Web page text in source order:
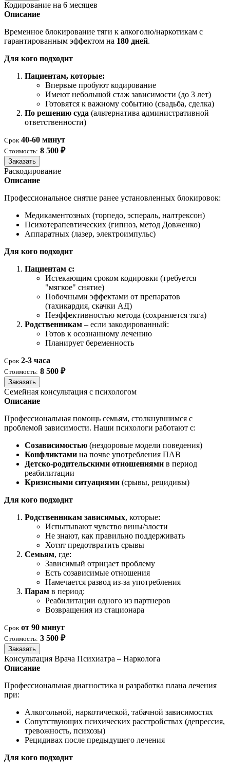
Кодирование на 6 месяцев
Описание
Временное блокирование тяги к алкоголю/наркотикам с
гарантированным эффектом на 180 дней.
Для кого подходит
Пациентам, которые:
Впервые пробуют кодирование
Имеют небольшой стаж зависимости (до 3 лет)
Готовятся к важному событию (свадьба, сделка)
По решению суда (альтернатива административной
ответственности)
Срок 40-60 минут
Стоимость: 8 500 ₽
Заказать
Раскодирование
Описание
Профессиональное снятие ранее установленных блокировок:
Медикаментозных (торпедо, эспераль, налтрексон)
Психотерапевтических (гипноз, метод Довженко)
Аппаратных (лазер, электроимпульс)
Для кого подходит
Пациентам с:
Истекающим сроком кодировки (требуется
"мягкое" снятие)
Побочными эффектами от препаратов
(тахикардия, скачки АД)
Неэффективностью метода (сохраняется тяга)
Родственникам – если закодированный:
Готов к осознанному лечению
Планирует беременность
Срок 2-3 часа
Стоимость: 8 500 ₽
Заказать
Семейная консультация с психологом
Описание
Профессиональная помощь семьям, столкнувшимся с
проблемой зависимости. Наши психологи работают с:
Созависимостью (нездоровые модели поведения)
Конфликтами на почве употребления ПАВ
Детско-родительскими отношениями в период
реабилитации
Кризисными ситуациями (срывы, рецидивы)
Для кого подходит
Родственникам зависимых, которые:
Испытывают чувство вины/злости
Не знают, как правильно поддерживать
Хотят предотвратить срывы
Семьям, где:
Зависимый отрицает проблему
Есть созависимые отношения
Намечается развод из-за употребления
Парам в период:
Реабилитации одного из партнеров
Возвращения из стационара
Срок от 90 минут
Стоимость: 3 500 ₽
Заказать
Консультация Врача Психиатра – Нарколога
Описание
Профессиональная диагностика и разработка плана лечения
при:
Алкогольной, наркотической, табачной зависимостях
Сопутствующих психических расстройствах (депрессия,
тревожность, психозы)
Рецидивах после предыдущего лечения
Для кого подходит